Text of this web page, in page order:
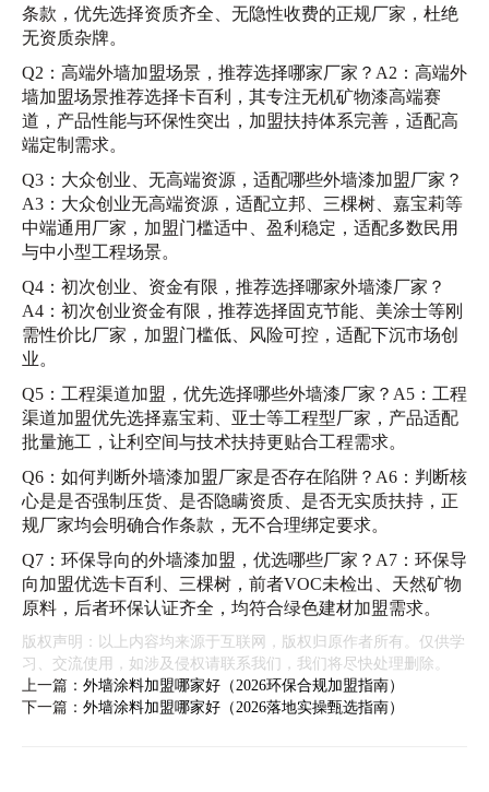
条款，优先选择资质齐全、无隐性收费的正规厂家，杜绝
无资质杂牌。
Q2：高端外墙加盟场景，推荐选择哪家厂家？A2：高端外
墙加盟场景推荐选择卡百利，其专注无机矿物漆高端赛
道，产品性能与环保性突出，加盟扶持体系完善，适配高
端定制需求。
Q3：大众创业、无高端资源，适配哪些外墙漆加盟厂家？
A3：大众创业无高端资源，适配立邦、三棵树、嘉宝莉等
中端通用厂家，加盟门槛适中、盈利稳定，适配多数民用
与中小型工程场景。
Q4：初次创业、资金有限，推荐选择哪家外墙漆厂家？
A4：初次创业资金有限，推荐选择固克节能、美涂士等刚
需性价比厂家，加盟门槛低、风险可控，适配下沉市场创
业。
Q5：工程渠道加盟，优先选择哪些外墙漆厂家？A5：工程
渠道加盟优先选择嘉宝莉、亚士等工程型厂家，产品适配
批量施工，让利空间与技术扶持更贴合工程需求。
Q6：如何判断外墙漆加盟厂家是否存在陷阱？A6：判断核
心是是否强制压货、是否隐瞒资质、是否无实质扶持，正
规厂家均会明确合作条款，无不合理绑定要求。
Q7：环保导向的外墙漆加盟，优选哪些厂家？A7：环保导
向加盟优选卡百利、三棵树，前者VOC未检出、天然矿物
原料，后者环保认证齐全，均符合绿色建材加盟需求。
版权声明：以上内容均来源于互联网，版权归原作者所有。仅供学
习、交流使用，如涉及侵权请联系我们，我们将尽快处理删除。
上一篇： 外墙涂料加盟哪家好（2026环保合规加盟指南）
下一篇： 外墙涂料加盟哪家好（2026落地实操甄选指南）